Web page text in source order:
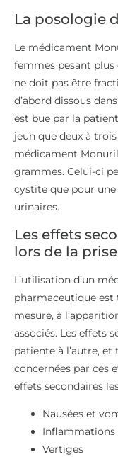
La posologie
Le médicament
femmes pesant plus
ne doit pas être
d’abord dissous
est bue par la
jeun que deux à
médicament Monuril
grammes. Celui-ci
cystite que pour
urinaires.
Les effets
lors de la
L’utilisation d’un
pharmaceutique est
mesure, à
associés. Les effets
patiente à l’autre,
concernées par ces
effets secondaires
Nausées et
Inflammations
Vertiges